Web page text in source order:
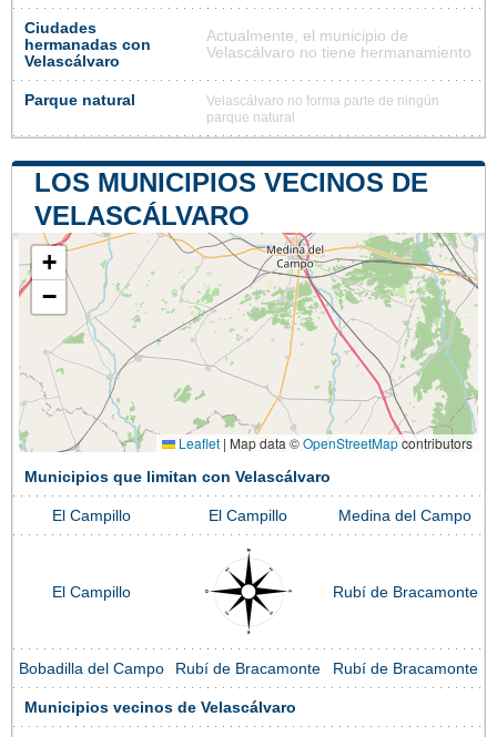
Ciudades
hermanadas con
Velascálvaro
Actualmente, el municipio de
Velascálvaro no tiene hermanamiento
Parque natural
Velascálvaro no forma parte de ningún
parque natural
LOS MUNICIPIOS VECINOS DE
VELASCÁLVARO
+
−
Leaflet | Map data ©OpenStreetMapcontributors
Municipios que limitan con Velascálvaro
El Campillo El Campillo Medina del Campo
El Campillo Rubí de Bracamonte
Bobadilla del Campo Rubí de Bracamonte Rubí de Bracamonte
Municipios vecinos de Velascálvaro